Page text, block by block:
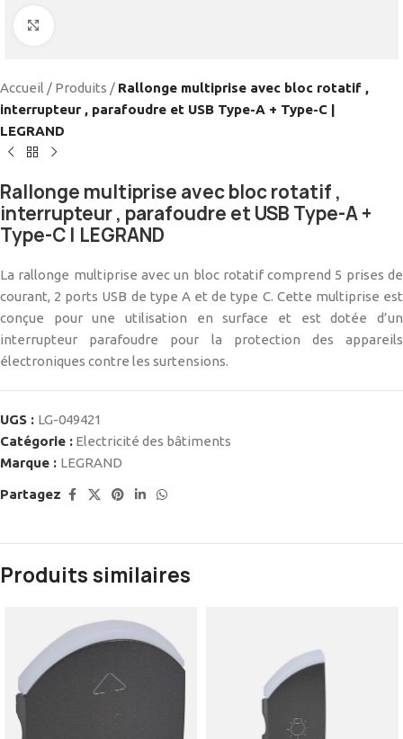
Accueil / Produits / Rallonge multiprise avec bloc rotatif ,
interrupteur , parafoudre et USB Type-A + Type-C |
LEGRAND
Rallonge multiprise avec bloc rotatif ,
interrupteur , parafoudre et USB Type-A +
Type-C | LEGRAND
La rallonge multiprise avec un bloc rotatif comprend 5 prises de
courant, 2 ports USB de type A et de type C. Cette multiprise est
conçue pour une utilisation en surface et est dotée d’un
interrupteur parafoudre pour la protection des appareils
électroniques contre les surtensions.
UGS : LG-049421
Catégorie : Electricité des bâtiments
Marque : LEGRAND
Partagez
Produits similaires